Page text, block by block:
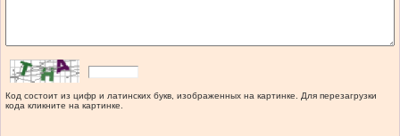
Код состоит из цифр и латинских букв, изображенных на картинке. Для перезагрузки
кода кликните на картинке.